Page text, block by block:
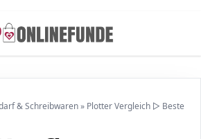
& Schreibwaren» Plotter Vergleich ▷ Beste